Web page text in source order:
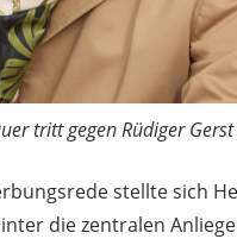
tritt gegen Rüdiger
stellte sich
die zentralen